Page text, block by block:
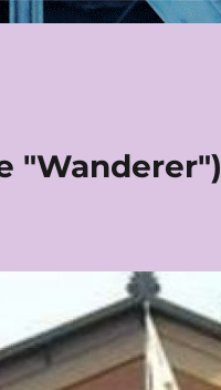
"Wanderer")